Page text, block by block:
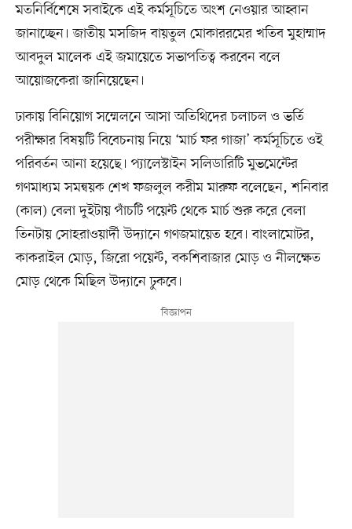
মতনির্বিশেষে সবাইকে এই কর্মসূচিতে অংশ নেওয়ার আহ্বান
জানাচ্ছেন। জাতীয় মসজিদ বায়তুল মোকাররমের খতিব মুহাম্মাদ
আবদুল মালেক এই জমায়েতে সভাপতিত্ব করবেন বলে
আয়োজকেরা জানিয়েছেন।
ঢাকায় বিনিয়োগ সম্মেলনে আসা অতিথিদের চলাচল ও ভর্তি
পরীক্ষার বিষয়টি বিবেচনায় নিয়ে ‘মার্চ ফর গাজা’ কর্মসূচিতে ওই
পরিবর্তন আনা হয়েছে। প্যালেস্টাইন সলিডারিটি মুভমেন্টের
গণমাধ্যম সমন্বয়ক শেখ ফজলুল করীম মারুফ বলেছেন, শনিবার
(কাল) বেলা দুইটায় পাঁচটি পয়েন্ট থেকে মার্চ শুরু করে বেলা
তিনটায় সোহরাওয়ার্দী উদ্যানে গণজমায়েত হবে। বাংলামোটর,
কাকরাইল মোড়, জিরো পয়েন্ট, বকশিবাজার মোড় ও নীলক্ষেত
মোড় থেকে মিছিল উদ্যানে ঢুকবে।